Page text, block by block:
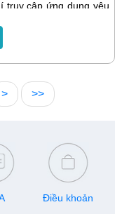
truy cập ứng dụng yêu
> >>
Điều khoản